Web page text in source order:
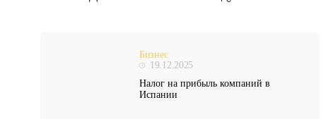
Бизнес
19.12.2025
Налог на прибыль компаний в
Испании